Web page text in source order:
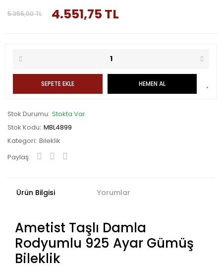
5.355,00 TL 4.551,75 TL
SEPETE EKLE HEMEN AL
Stok Durumu Stokta Var
Stok Kodu MBL4899
Kategori Bileklik
Paylaş:
Ürün Bilgisi Yorumlar
Ametist Taşlı Damla
Rodyumlu 925 Ayar Gümüş
Bileklik